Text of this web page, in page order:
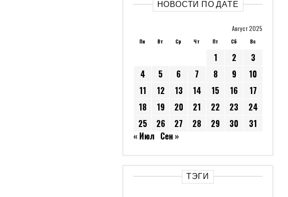
НОВОСТИ ПО ДАТЕ
Август 2025
Пн Вт Ср Чт Пт Сб Вс
1 2
3
4
5 6 7 8 9
10
11
12 13 14 15 16
17
18
19 20 21 22 23
24
25
26 27 28 29 30
31
« Июл Сен »
ТЭГИ